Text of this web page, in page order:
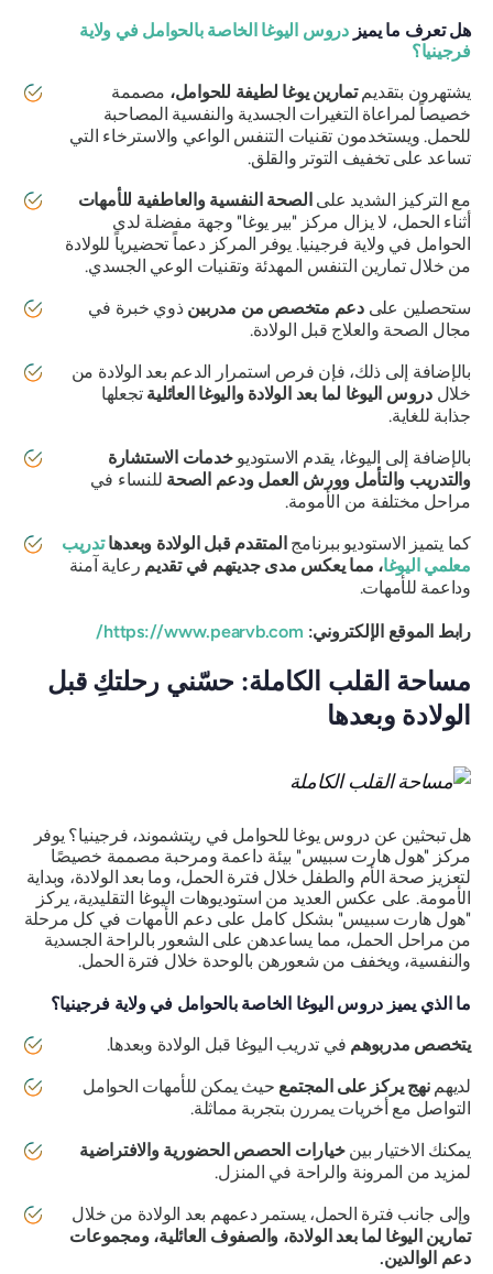
هل تعرف ما يميزدروس اليوغا الخاصة بالحوامل في ولاية
فرجينيا؟
يشتهرون بتقديمتمارين يوغا لطيفة للحوامل،مصممة
خصيصاً لمراعاة التغيرات الجسدية والنفسية المصاحبة
للحمل. ويستخدمون تقنيات التنفس الواعي والاسترخاء التي
تساعد على تخفيف التوتر والقلق.
مع التركيز الشديد على الصحة النفسية والعاطفية للأمهات
أثناء الحمل، لا يزال مركز "بير يوغا" وجهة مفضلة لدى
الحوامل في ولاية فرجينيا. يوفر المركز دعماً تحضيرياً للولادة
من خلال تمارين التنفس المهدئة وتقنيات الوعي الجسدي.
ستحصلين على دعم متخصص من مدربينذوي خبرة في
مجال الصحة والعلاج قبل الولادة.
بالإضافة إلى ذلك، فإن فرص استمرار الدعم بعد الولادة من
خلال دروس اليوغا لما بعد الولادة واليوغا العائليةتجعلها
جذابة للغاية.
بالإضافة إلى اليوغا، يقدم الاستوديوخدمات الاستشارة
والتدريب والتأمل وورش العمل ودعم الصحةللنساء في
مراحل مختلفة من الأمومة.
كما يتميز الاستوديو ببرنامجالمتقدم قبل الولادة وبعدهاتدريب
معلمي اليوغا، مما يعكس مدى جديتهم في تقديمرعاية آمنة
وداعمة للأمهات.
رابط الموقع الإلكتروني:https://www.pearvb.com/
مساحة القلب الكاملة: حسّني رحلتكِ قبل
الولادة وبعدها
هل تبحثين عن دروس يوغا للحوامل في ريتشموند، فرجينيا؟ يوفر
مركز "هول هارت سبيس" بيئة داعمة ومرحبة مصممة خصيصًا
لتعزيز صحة الأم والطفل خلال فترة الحمل، وما بعد الولادة، وبداية
الأمومة. على عكس العديد من استوديوهات اليوغا التقليدية، يركز
"هول هارت سبيس" بشكل كامل على دعم الأمهات في كل مرحلة
من مراحل الحمل، مما يساعدهن على الشعور بالراحة الجسدية
والنفسية، ويخفف من شعورهن بالوحدة خلال فترة الحمل.
ما الذي يميز دروس اليوغا الخاصة بالحوامل في ولاية فرجينيا؟
يتخصص مدربوهمفي تدريب اليوغا قبل الولادة وبعدها.
لديهمنهج يركز على المجتمعحيث يمكن للأمهات الحوامل
التواصل مع أخريات يمررن بتجربة مماثلة.
يمكنك الاختيار بينخيارات الحصص الحضورية والافتراضية
لمزيد من المرونة والراحة في المنزل.
وإلى جانب فترة الحمل، يستمر دعمهم بعد الولادة من خلال
تمارين اليوغا لما بعد الولادة، والصفوف العائلية، ومجموعات
دعم الوالدين.